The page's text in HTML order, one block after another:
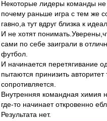
Некоторые лидеры команды
почему раньше игра с тем же
гавно,а тут вдруг близка к
И не хотят
сами по себе заиграли в
футбол.
И начинается перетягивание
пытаются принизить
сопротивляется.
Внутренняя командная химия
где-то начинает откровенно
Результата нет.